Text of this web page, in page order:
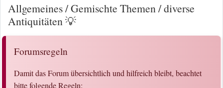
Allgemeines / Gemischte Themen / diverse
Antiquitäten 💡
Forumsregeln
Damit das Forum übersichtlich und hilfreich bleibt, beachtet
bitte folgende Regeln: